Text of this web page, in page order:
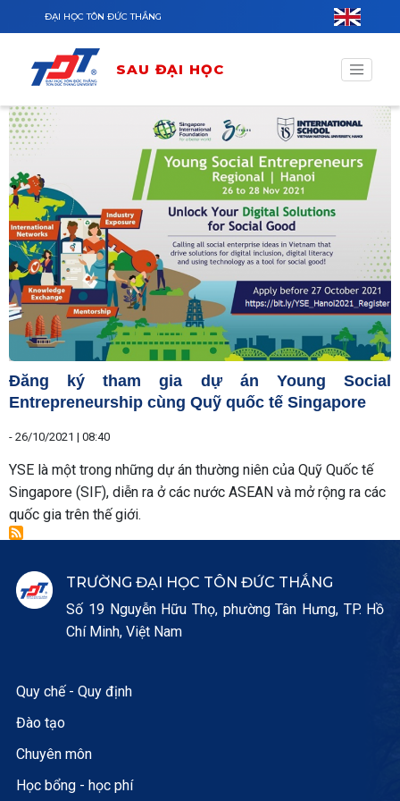
Nhảy đến nội dung
ĐẠI HỌC TÔN ĐỨC THẮNG
SAU ĐẠI HỌC
Đăng ký tham gia dự án Young Social
Entrepreneurship cùng Quỹ quốc tế Singapore
- 26/10/2021 | 08:40
YSE là một trong những dự án thường niên của Quỹ Quốc tế
Singapore (SIF), diễn ra ở các nước ASEAN và mở rộng ra các
quốc gia trên thế giới.
TRƯỜNG ĐẠI HỌC TÔN ĐỨC THẮNG
Số 19 Nguyễn Hữu Thọ, phường Tân Hưng, TP. Hồ
Chí Minh, Việt Nam
Quy chế - Quy định
Đào tạo
Chuyên môn
Học bổng - học phí